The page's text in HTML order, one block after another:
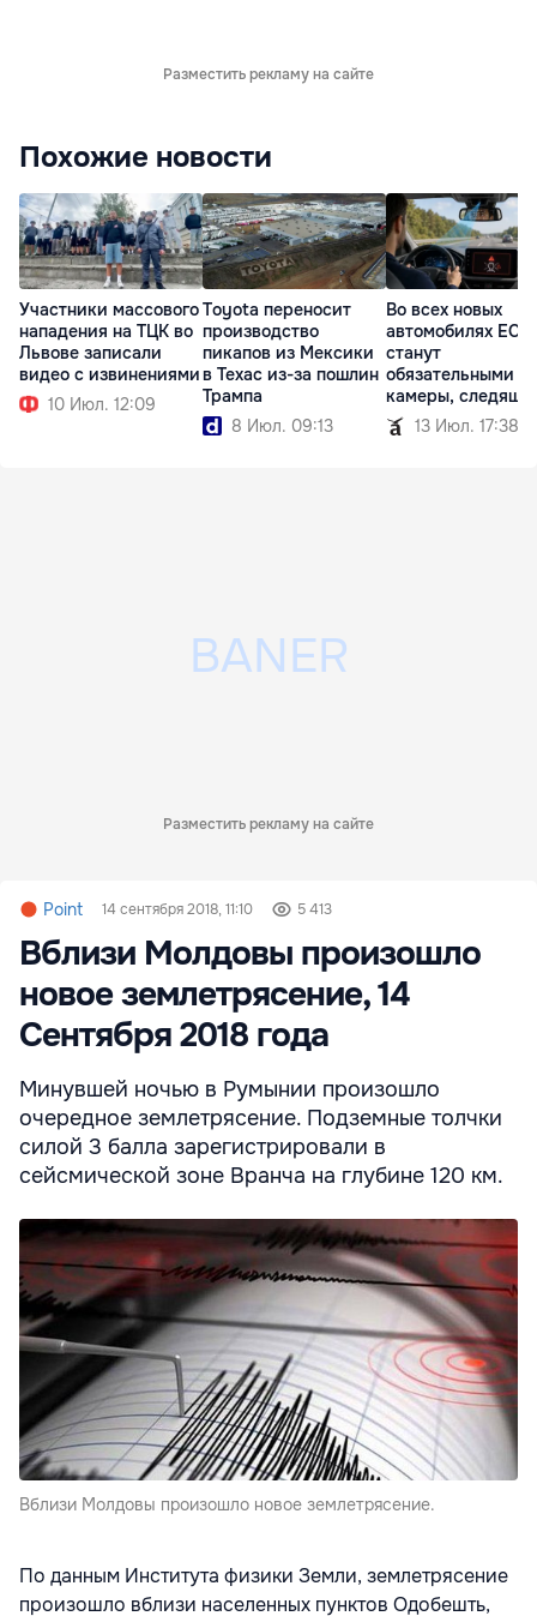
Разместить рекламу на сайте
Похожие новости
Участники массового
нападения на ТЦК во
Львове записали
видео с извинениями
10 Июл. 12:09
Toyota переносит
производство
пикапов из Мексики
в Техас из-за пошлин
Трампа
8 Июл. 09:13
Во всех новых
автомобилях ЕС
станут
обязательными
камеры,
водителем
13 Июл. 17:38
Разместить рекламу на сайте
Point 14 сентября 2018, 11:10 5 413
Вблизи Молдовы произошло
новое землетрясение, 14
Сентября 2018 года
Минувшей ночью в Румынии произошло
очередное землетрясение. Подземные толчки
силой 3 балла зарегистрировали в
сейсмической зоне Вранча на глубине 120 км.
Вблизи Молдовы произошло новое землетрясение.
По данным Института физики Земли, землетрясение
произошло вблизи населенных пунктов Одобешть,